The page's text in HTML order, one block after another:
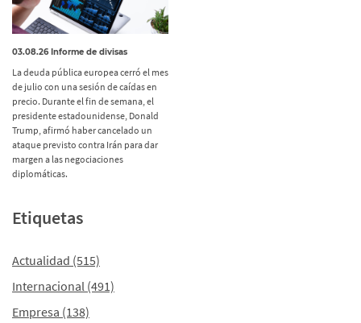
03.08.26 Informe de divisas
La deuda pública europea cerró el mes
de julio con una sesión de caídas en
precio. Durante el fin de semana, el
presidente estadounidense, Donald
Trump, afirmó haber cancelado un
ataque previsto contra Irán para dar
margen a las negociaciones
diplomáticas.
Etiquetas
Actualidad (515)
Internacional (491)
Empresa (138)